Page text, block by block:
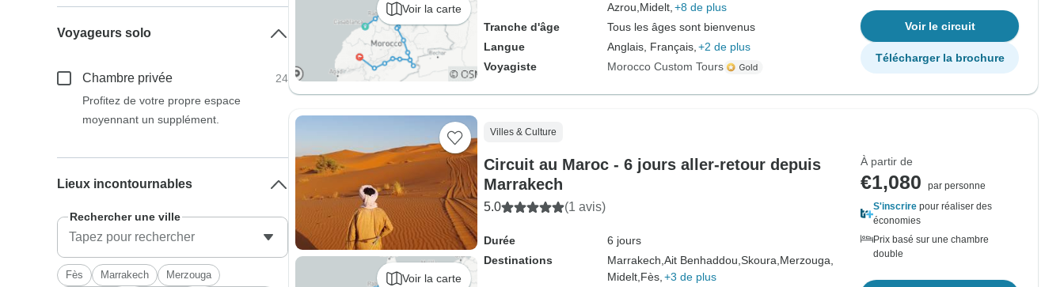
Voir la carte
Azrou, Midelt, +8 de plus
Tranche d'âge
Tous les âges sont bienvenus
Langue
Anglais, Français, +2 de plus
Voyagiste
Morocco Custom Tours
Voir le circuit
Télécharger la brochure
Voir la carte
Villes & Culture
Circuit au Maroc - 6 jours aller-retour depuis
Marrakech
5.0 (1 avis)
Durée
6 jours
Destinations
Marrakech, Ait Benhaddou, Skoura, Merzouga,
Midelt, Fès, +3 de plus
À partir de
€1,080
par personne
S'inscrire pour réaliser des
économies
Prix basé sur une chambre
double
Voyageurs solo
Chambre privée
24
Profitez de votre propre espace
moyennant un supplément.
Lieux incontournables
Rechercher une ville
Fès Marrakech
Merzouga